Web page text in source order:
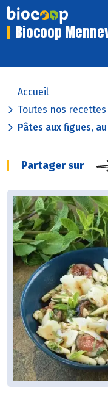
Biocoop
Accueil
Toutes nos recettes
Pâtes aux figues,
Partager sur